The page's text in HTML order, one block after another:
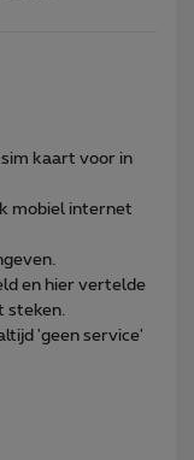
sim kaart voor in
mobiel internet
en hier vertelde
steken.
'geen service'